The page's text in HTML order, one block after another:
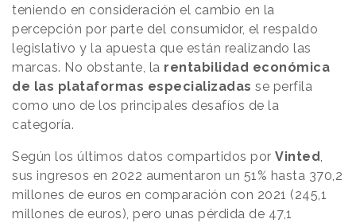
teniendo en consideración el cambio en la
percepción por parte del consumidor, el respaldo
legislativo y la apuesta que están realizando las
marcas. No obstante, la rentabilidad económica
de las plataformas especializadas se perfila
como uno de los principales desafíos de la
categoría.
Según los últimos datos compartidos por Vinted
sus ingresos en 2022 aumentaron un 51% hasta 370,2
millones de euros en comparación con 2021 (245,1
millones de euros), pero unas pérdida de 47,1